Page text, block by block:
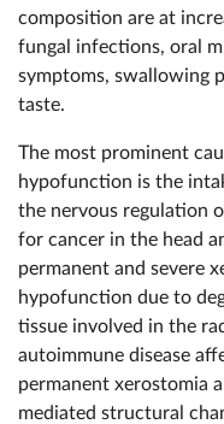
composition are at
fungal infections, oral
symptoms, swallowing
taste.
The most prominent
hypofunction is the
the nervous regulation
for cancer in the head
permanent and severe
hypofunction due to
tissue involved in the
autoimmune disease
permanent xerostomia
mediated structural